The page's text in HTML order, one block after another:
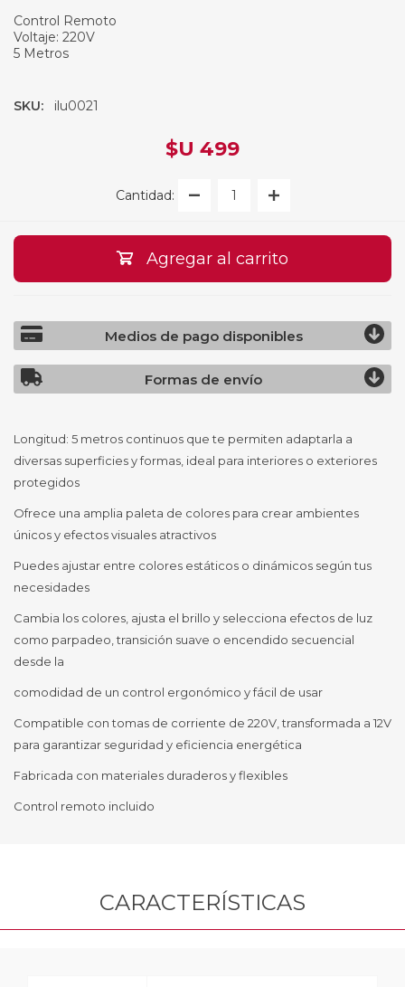
Control Remoto
Voltaje: 220V
5 Metros
SKU: ilu0021
$U 499
Cantidad:
Agregar al carrito
Medios de pago disponibles
Formas de envío
Longitud: 5 metros continuos que te permiten adaptarla a
diversas superficies y formas, ideal para interiores o exteriores
protegidos
Ofrece una amplia paleta de colores para crear ambientes
únicos y efectos visuales atractivos
Puedes ajustar entre colores estáticos o dinámicos según tus
necesidades
Cambia los colores, ajusta el brillo y selecciona efectos de luz
como parpadeo, transición suave o encendido secuencial
desde la
comodidad de un control ergonómico y fácil de usar
Compatible con tomas de corriente de 220V, transformada a 12V
para garantizar seguridad y eficiencia energética
Fabricada con materiales duraderos y flexibles
Control remoto incluido
CARACTERÍSTICAS